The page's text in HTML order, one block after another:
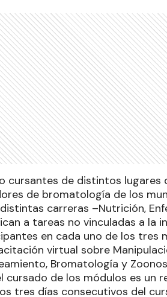
cursantes de distintos lugares
de bromatología de los
carreras –Nutrición,
a tareas no vinculadas a la
en cada uno de los tres
virtual sobre
Bromatología y
cursado de los módulos es un
tres días consecutivos del